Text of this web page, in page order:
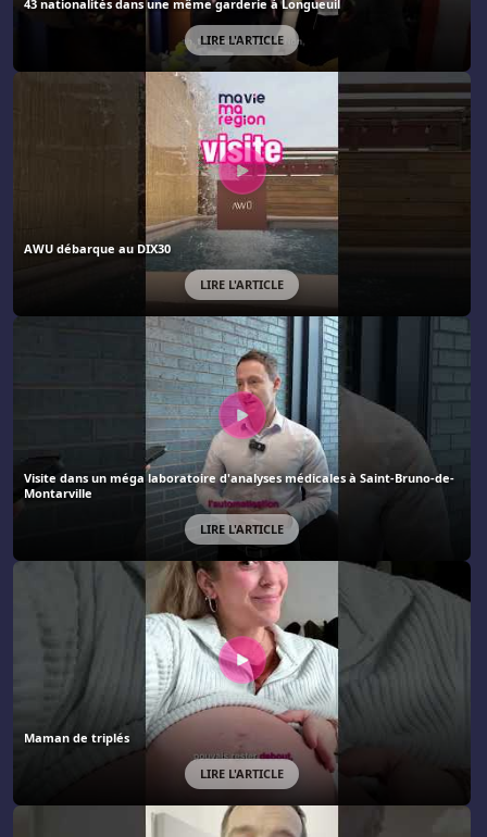
43 nationalités dans une même garderie à Longueuil
LIRE L'ARTICLE
AWU débarque au DIX30
LIRE L'ARTICLE
Visite dans un méga laboratoire d'analyses médicales à Saint-Bruno-de-
Montarville
LIRE L'ARTICLE
Maman de triplés
LIRE L'ARTICLE